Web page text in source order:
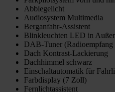
Abbiegelicht
Audiosystem Multimedia
Berganfahr-Assistent
Blinkleuchten LED in
DAB-Tuner
Dach Kontrast-Lackierung
Dachhimmel schwarz
Einschaltautomatik für
Farbdisplay (7 Zoll)
Fernlichtassistent